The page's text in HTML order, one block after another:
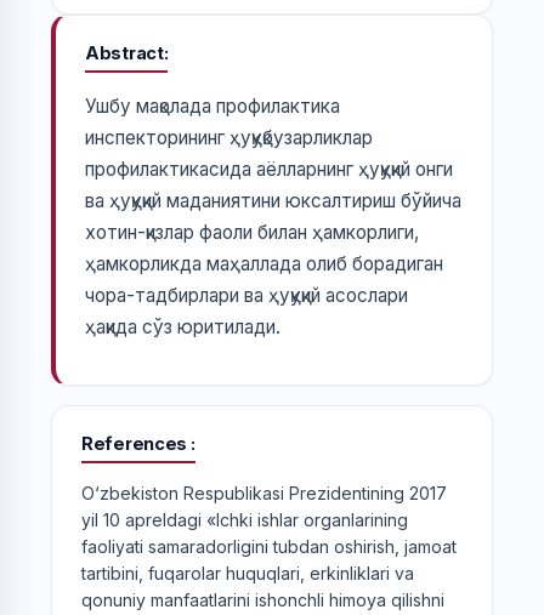
Abstract
Ушбу мақолада профилактика
инспекторининг ҳуқуқбузарликлар
профилактикасида аёлларнинг ҳуқуқий онги
ва ҳуқуқий маданиятини юксалтириш бўйича
хотин-қизлар фаоли билан ҳамкорлиги,
ҳамкорликда маҳаллада олиб борадиган
чора-тадбирлари ва ҳуқуқий асослари
ҳақида сўз юритилади.
References
O‘zbekiston Respublikasi Prezidentining 2017
yil 10 apreldagi «Ichki ishlar organlarining
faoliyati samaradorligini tubdan oshirish, jamoat
tartibini, fuqarolar huquqlari, erkinliklari va
qonuniy manfaatlarini ishonchli himoya qilishni